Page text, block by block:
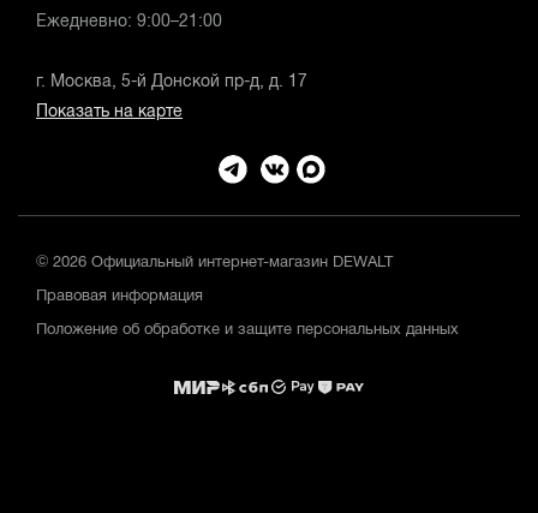
Ежедневно: 9:00–21:00
г. Москва, 5-й Донской пр-д, д. 17
Показать на карте
© 2026 Официальный интернет-магазин DEWALT
Правовая информация
Положение об обработке и защите персональных данных